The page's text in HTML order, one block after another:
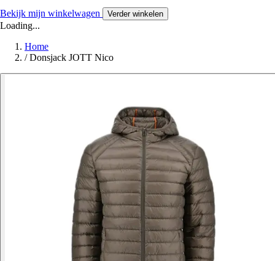
Bekijk mijn winkelwagen Verder winkelen
Loading...
Home
/ Donsjack JOTT Nico